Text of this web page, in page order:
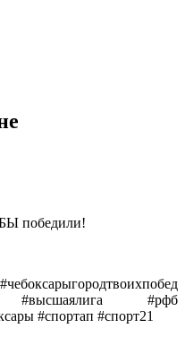
победили!
#высшаялига #рфб
#спортап #спорт21